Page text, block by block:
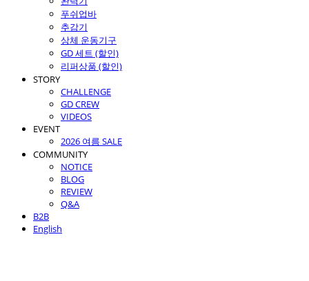
푸쉬업바
추감기
상체 운동기구
GD 세트 (할인)
리퍼상품 (할인)
STORY
CHALLENGE
GD CREW
VIDEOS
EVENT
2026 여름 SALE
COMMUNITY
NOTICE
BLOG
REVIEW
Q&A
B2B
English